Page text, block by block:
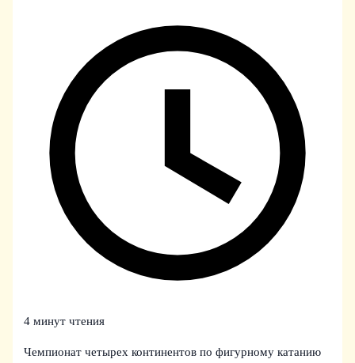
4 минут чтения
Чемпионат четырех континентов по фигурному катанию